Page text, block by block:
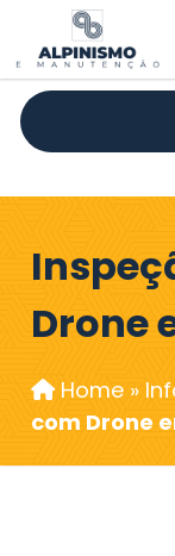
Drone
Home »
com Drone